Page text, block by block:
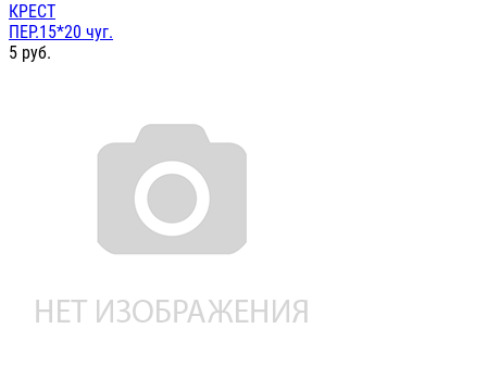
КРЕСТ
ПЕР.15*20 чуг.
5 руб.